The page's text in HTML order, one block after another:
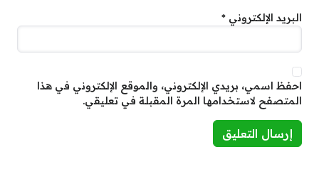
البريد الإلكتروني *
احفظ اسمي، بريدي الإلكتروني، والموقع الإلكتروني في هذا
المتصفح لاستخدامها المرة المقبلة في تعليقي.